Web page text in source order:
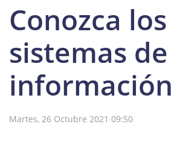
Conozca los
sistemas de
información
Martes, 26 Octubre 2021 09:50